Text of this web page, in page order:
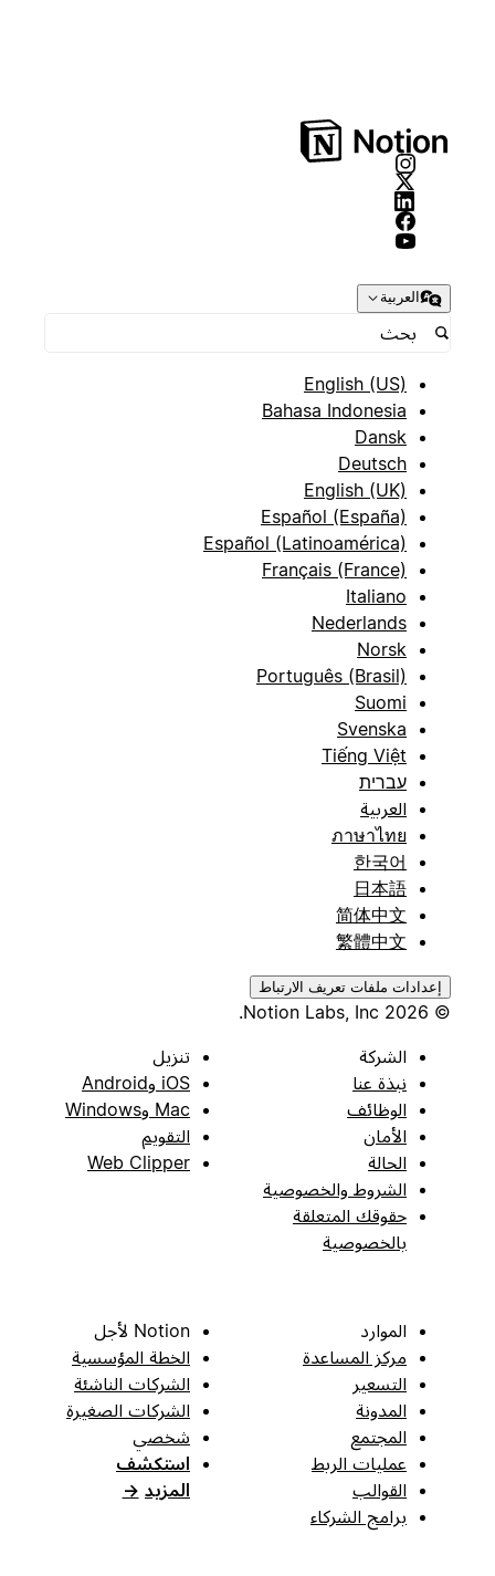
العربية
English (US)
Bahasa Indonesia
Dansk
Deutsch
English (UK)
Español (España)
Español (Latinoamérica)
Français (France)
Italiano
Nederlands
Norsk
Português (Brasil)
Suomi
Svenska
Tiếng Việt
עברית
العربية
ภาษาไทย
한국어
日本語
简体中文
繁體中文
إعدادات ملفات تعريف الارتباط
الشركة
نبذة عنا
الوظائف
الأمان
الحالة
الشروط والخصوصية
حقوقك المتعلقة
بالخصوصية
تنزيل
iOS وAndroid
Mac وWindows
التقويم
Web Clipper
الموارد
مركز المساعدة
التسعير
المدونة
المجتمع
عمليات الربط
القوالب
برامج الشركاء
Notion لأجل
الخطة المؤسسية
الشركات الناشئة
الشركات الصغيرة
شخصي
استكشف
المزيد →